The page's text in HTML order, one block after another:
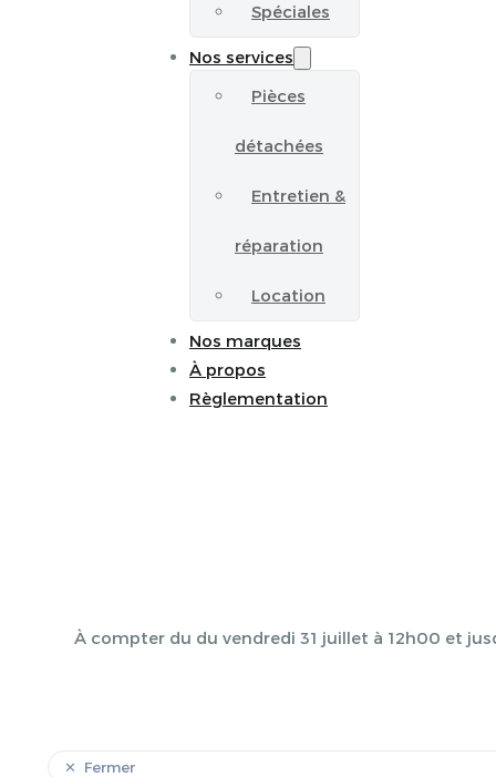
Spéciales
Nos services
Pièces
détachées
Entretien &
réparation
Location
Nos marques
À propos
Règlementation
À compter du du vendredi 31 juillet à 12h00 et
Fermer